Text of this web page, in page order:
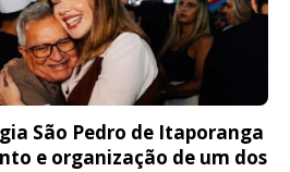
São Pedro de Itaporanga
e organização de um dos